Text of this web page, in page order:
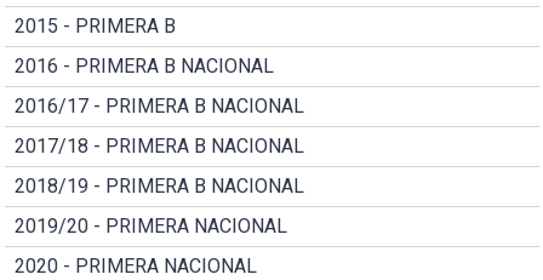
2015 - PRIMERA B
2016 - PRIMERA B NACIONAL
2016/17 - PRIMERA B NACIONAL
2017/18 - PRIMERA B NACIONAL
2018/19 - PRIMERA B NACIONAL
2019/20 - PRIMERA NACIONAL
2020 - PRIMERA NACIONAL